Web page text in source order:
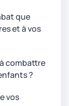
que
et à vos
combattre
?
vos